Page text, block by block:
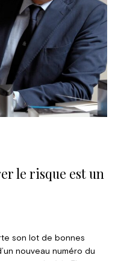
Forum.
le risque est un
son lot de bonnes
nouveau numéro du